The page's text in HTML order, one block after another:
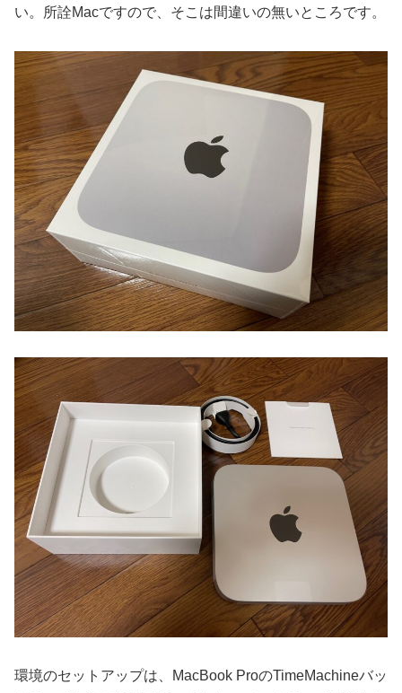
い。所詮Macですので、そこは間違いの無いところです。
環境のセットアップは、MacBook ProのTimeMachineバッ